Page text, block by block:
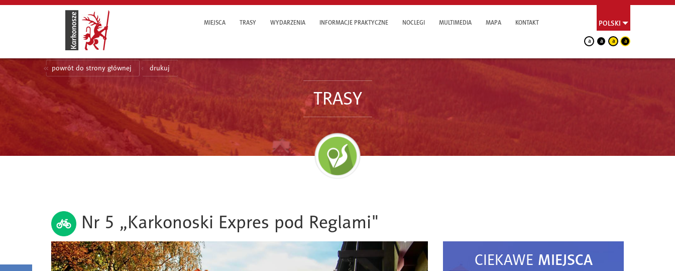
POLSKI
a a a a
MIEJSCA TRASY WYDARZENIA INFORMACJE PRAKTYCZNE NOCLEGI MULTIMEDIA MAPA KONTAKT
powrót do strony głównej drukuj
TRASY
Nr 5 „Karkonoski Expres pod Reglami"
CIEKAWE MIEJSCA